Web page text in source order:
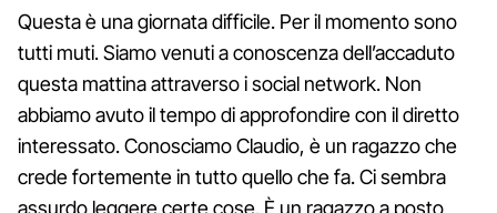
Questa è una giornata difficile. Per il momento sono
tutti muti. Siamo venuti a conoscenza dell’accaduto
questa mattina attraverso i social network. Non
abbiamo avuto il tempo di approfondire con il diretto
interessato. Conosciamo Claudio, è un ragazzo che
crede fortemente in tutto quello che fa. Ci sembra
assurdo leggere certe cose. È un ragazzo a posto